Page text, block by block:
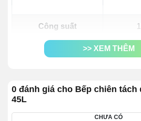
Công suất
Dung tích buồng (dài
Kích thước (dài x
rộng x cao)
>> XEM THÊM
0 đánh giá cho Bếp chiên tách
45L
CHƯA CÓ